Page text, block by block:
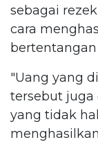
sebagai
cara
"Uang yang
tersebut juga
yang tidak